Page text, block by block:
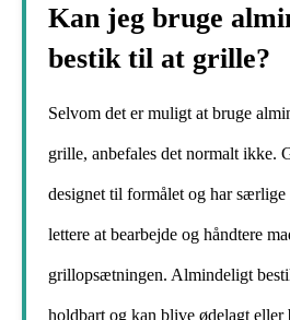
Kan jeg bruge
bestik til at grille?
Selvom det er muligt at bruge
grille, anbefales det normalt ikke.
designet til formålet og har
lettere at bearbejde og håndtere
grillopsætningen. Almindeligt
holdbart og kan blive ødelagt eller